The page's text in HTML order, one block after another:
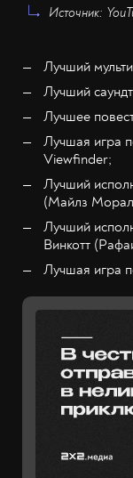
Источник:
Лучший
Лучший
Лучшее
Лучшая игра
Viewfinder;
Лучший
(Майлз
Лучший
Винкотт
Лучшая игра